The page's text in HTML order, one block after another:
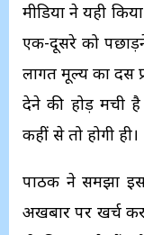
मीडिया ने यही
एक-दूसरे को
लागत मूल्य का दस
देने की होड़ मची
कहीं से तो होगी ही।
पाठक ने समझा
अखबार पर खर्च